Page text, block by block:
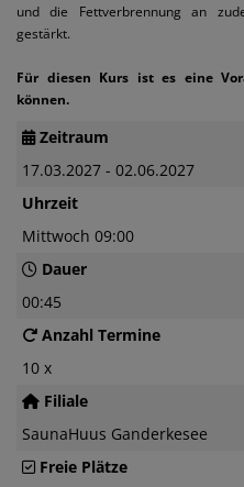
und die Fettverbrennung an
gestärkt.
Für diesen Kurs ist es eine
können.
Zeitraum
17.03.2027 - 02.06.2027
Uhrzeit
Mittwoch 09:00
Dauer
00:45
Anzahl Termine
10 x
Filiale
SaunaHuus Ganderkesee
Freie Plätze